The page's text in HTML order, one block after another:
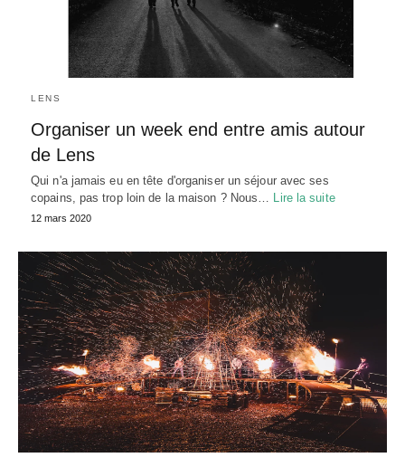
LENS
Organiser un week end entre amis autour
de Lens
Qui n'a jamais eu en tête d'organiser un séjour avec ses
copains, pas trop loin de la maison ? Nous… Lire la suite
12 mars 2020